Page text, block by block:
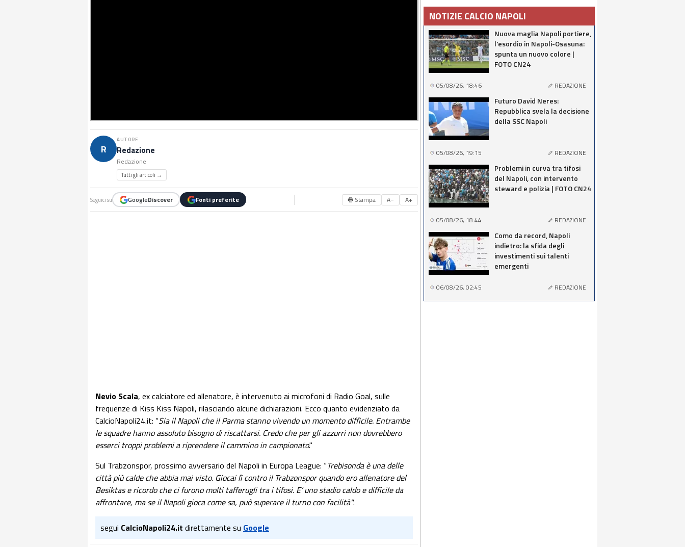
R
AUTORE
Redazione
Redazione
Tutti gli articoli →
Seguici su GoogleDiscover Fonti preferite 🖶 Stampa A− A+
Nevio Scala, ex calciatore ed allenatore, è intervenuto ai microfoni di Radio Goal, sulle
frequenze di Kiss Kiss Napoli, rilasciando alcune dichiarazioni. Ecco quanto evidenziato da
CalcioNapoli24.it: “Sia il Napoli che il Parma stanno vivendo un momento difficile. Entrambe
le squadre hanno assoluto bisogno di riscattarsi. Credo che per gli azzurri non dovrebbero
esserci troppi problemi a riprendere il cammino in campionato."
Sul Trabzonspor, prossimo avversario del Napoli in Europa League: “Trebisonda è una delle
città più calde che abbia mai visto. Giocai lì contro il Trabzonspor quando ero allenatore del
Besiktas e ricordo che ci furono molti tafferugli tra i tifosi. E’ uno stadio caldo e difficile da
affrontare, ma se il Napoli gioca come sa, può superare il turno con facilità".
segui CalcioNapoli24.it direttamente su Google
NOTIZIE CALCIO NAPOLI
Nuova maglia Napoli portiere,
l'esordio in Napoli-Osasuna:
spunta un nuovo colore |
FOTO CN24
05/08/26, 18:46 REDAZIONE
Futuro David Neres:
Repubblica svela la decisione
della SSC Napoli
05/08/26, 19:15 REDAZIONE
Problemi in curva tra tifosi
del Napoli, con intervento
steward e polizia | FOTO CN24
05/08/26, 18:44 REDAZIONE
Como da record, Napoli
indietro: la sfida degli
investimenti sui talenti
emergenti
06/08/26, 02:45 REDAZIONE